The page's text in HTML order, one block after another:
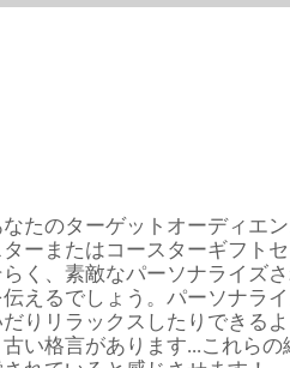
たのターゲットオーディエ
ーまたはコースターギフト
く、素敵なパーソナライズ
えるでしょう。パーソナラ
りリラックスしたりできる
い格言があります...これら